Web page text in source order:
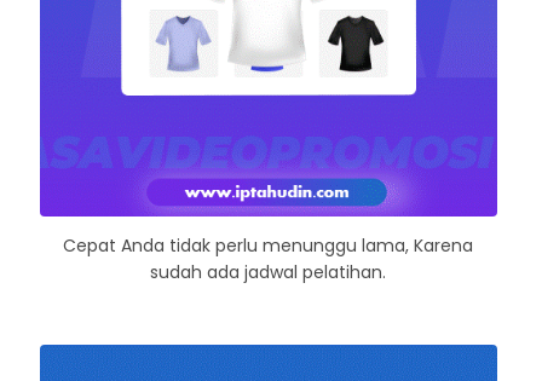
Cepat Anda tidak perlu menunggu lama, Karena
sudah ada jadwal pelatihan.